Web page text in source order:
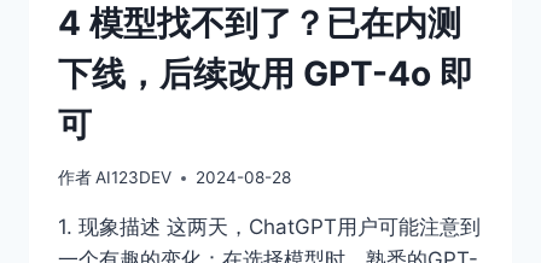
4 模型找不到了？已在内测
下线，后续改用 GPT-4o 即
可
作者AI123DEV 2024-08-28
1. 现象描述 这两天，ChatGPT用户可能注意到